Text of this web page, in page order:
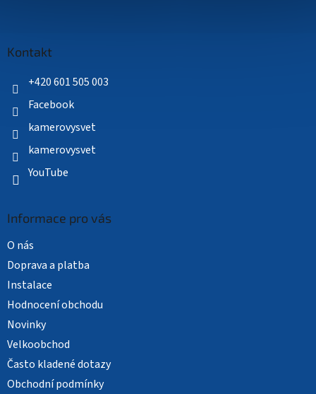
Kontakt
+420 601 505 003
Facebook
kamerovysvet
kamerovysvet
YouTube
Informace pro vás
O nás
Doprava a platba
Instalace
Hodnocení obchodu
Novinky
Velkoobchod
Často kladené dotazy
Obchodní podmínky